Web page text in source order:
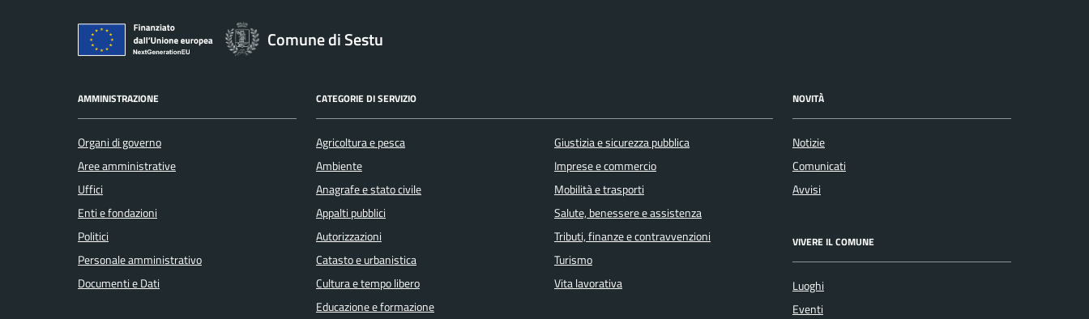
Comune di Sestu
AMMINISTRAZIONE
Organi di governo
Aree amministrative
Uffici
Enti e fondazioni
Politici
Personale amministrativo
Documenti e Dati
CATEGORIE DI SERVIZIO
Agricoltura e pesca
Ambiente
Anagrafe e stato civile
Appalti pubblici
Autorizzazioni
Catasto e urbanistica
Cultura e tempo libero
Educazione e formazione
Giustizia e sicurezza pubblica
Imprese e commercio
Mobilità e trasporti
Salute, benessere e assistenza
Tributi, finanze e contravvenzioni
Turismo
Vita lavorativa
NOVITÀ
Notizie
Comunicati
Avvisi
VIVERE IL COMUNE
Luoghi
Eventi